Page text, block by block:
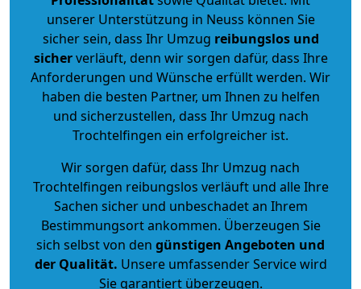
unserer Unterstützung in Neuss können Sie
sicher sein, dass Ihr Umzug reibungslos und
sicherverläuft, denn wir sorgen dafür, dass Ihre
Anforderungen und Wünsche erfüllt werden. Wir
haben die besten Partner, um Ihnen zu helfen
und sicherzustellen, dass Ihr Umzug nach
Trochtelfingen ein erfolgreicher ist.
Wir sorgen dafür, dass Ihr Umzug nach
Trochtelfingen reibungslos verläuft und alle Ihre
Sachen sicher und unbeschadet an Ihrem
Bestimmungsort ankommen. Überzeugen Sie
sich selbst von den günstigen Angeboten und
der Qualität. Unsere umfassender Service wird
Sie garantiert überzeugen.